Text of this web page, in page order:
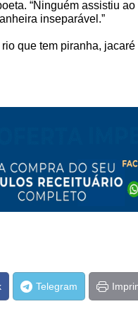
“Ninguém assistiu
inseparável.”
que tem piranha,
Telegram